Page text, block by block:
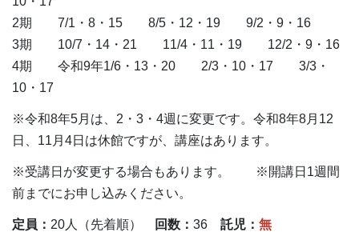
2期 7/1・8・15 8/5・12・19 9/2・9・16
3期 10/7・14・21 11/4・11・19 12/2・9・16
4期 令和9年1/6・13・20 2/3・10・17 3/3・
10・17
※令和8年5月は、2・3・4週に変更です。令和8年8月12
日、11月4日は休館ですが、講座はあります。
※受講日が変更する場合もあります。 ※開講日1週間
前までにお申し込みください。
定員： 20人（先着順） 回数： 36 託児： 無